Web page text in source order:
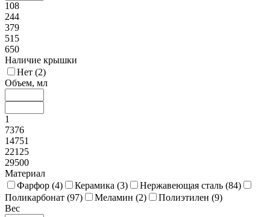
108
244
379
515
650
Наличие крышки
Нет (2)
Объем, мл
1
7376
14751
22125
29500
Материал
Фарфор (4) Керамика (3) Нержавеющая сталь (84)
Поликарбонат (97) Меламин (2) Полиэтилен (9)
Вес